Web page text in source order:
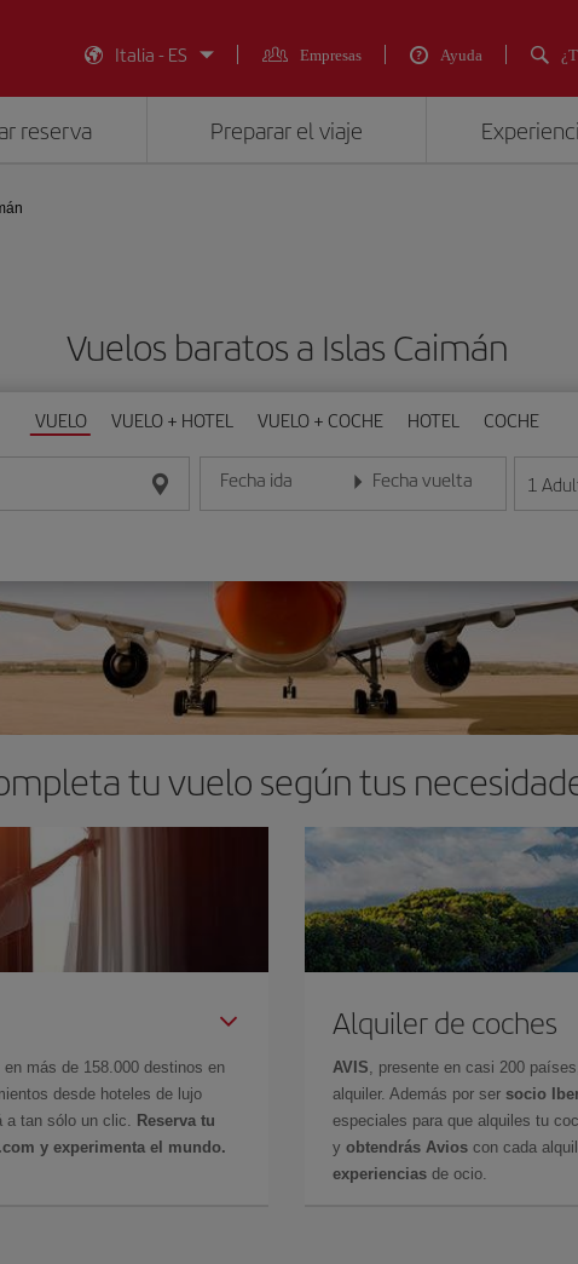
Italia - ES
Empresas Ayuda
reserva Preparar el viaje
Vuelos baratos a Islas Caimán
VUELO VUELO + HOTEL VUELO + COCHE HOTEL COCHE
Fecha ida
Introduce la fecha en formato día/mes/año
Fecha vuelta
Introduce la fecha en formato
1
tu vuelo según tus
más de 158.000 destinos en
desde hoteles de lujo
a tan sólo un clic.
Reserva tu
y experimenta el mundo.
Alquiler de coches
AVIS , presente en casi 200
alquiler. Además por ser socio
especiales para que alquiles tu
y obtendrás Avios con cada
experiencias de ocio.